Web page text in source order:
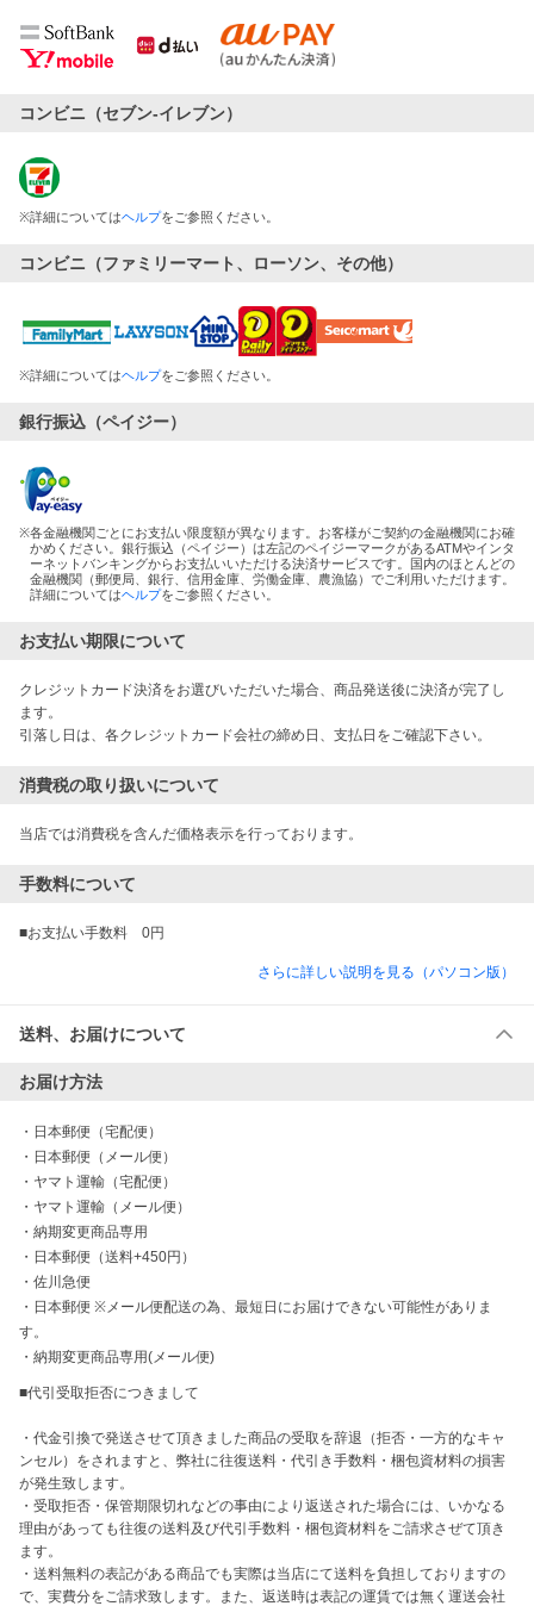
コンビニ（セブン-イレブン）
※詳細についてはヘルプをご参照ください。
コンビニ（ファミリーマート、ローソン、その他）
※詳細についてはヘルプをご参照ください。
銀行振込（ペイジー）
※各金融機関ごとにお支払い限度額が異なります。お客様がご契約の金融機関にお確
かめください。銀行振込（ペイジー）は左記のペイジーマークがあるATMやインタ
ーネットバンキングからお支払いいただける決済サービスです。国内のほとんどの
金融機関（郵便局、銀行、信用金庫、労働金庫、農漁協）でご利用いただけます。
詳細についてはヘルプをご参照ください。
お支払い期限について
クレジットカード決済をお選びいただいた場合、商品発送後に決済が完了し
ます。
引落し日は、各クレジットカード会社の締め日、支払日をご確認下さい。
消費税の取り扱いについて
当店では消費税を含んだ価格表示を行っております。
手数料について
さらに詳しい説明を見る（パソコン版）
送料、お届けについて
お届け方法
・ 日本郵便（宅配便）
・ 日本郵便（メール便）
・ ヤマト運輸（宅配便）
・ ヤマト運輸（メール便）
・ 納期変更商品専用
・ 日本郵便（送料+450円）
・ 佐川急便
・ 日本郵便 ※メール便配送の為、最短日にお届けできない可能性がありま
す。
・ 納期変更商品専用(メール便)
■代引受取拒否につきまして
・代金引換で発送させて頂きました商品の受取を辞退（拒否・一方的なキャ
ンセル）をされますと、弊社に往復送料・代引き手数料・梱包資材料の損害
が発生致します。
・受取拒否・保管期限切れなどの事由により返送された場合には、いかなる
理由があっても往復の送料及び代引手数料・梱包資材料をご請求さぜて頂き
ます。
・送料無料の表記がある商品でも実際は当店にて送料を負担しておりますの
で、実費分をご請求致します。また、返送時は表記の運賃では無く運送会社